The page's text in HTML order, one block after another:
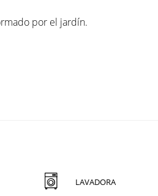
por el jardín.
LAVADORA